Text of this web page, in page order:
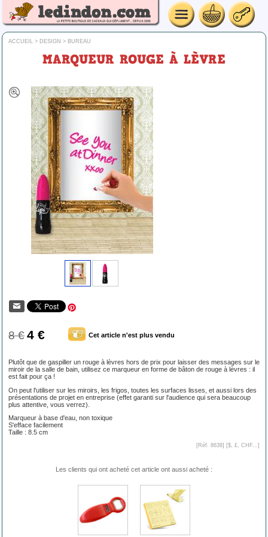
ACCUEIL > DESIGN > BUREAU
MARQUEUR ROUGE À LÈVRE
8 €4 € Cet article n'est plus vendu
Plutôt que de gaspiller un rouge à lèvres hors de prix pour laisser des messages sur le
miroir de la salle de bain, utilisez ce marqueur en forme de bâton de rouge à lèvres : il
est fait pour ça !
On peut l'utiliser sur les miroirs, les frigos, toutes les surfaces lisses, et aussi lors des
présentations de projet en entreprise (effet garanti sur l'audience qui sera beaucoup
plus attentive, vous verrez).
Marqueur à base d'eau, non toxique
S'efface facilement
Taille : 8.5 cm
[Réf. 8638] [$, £, CHF... ]
Les clients qui ont acheté cet article ont aussi acheté :